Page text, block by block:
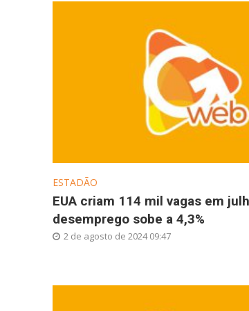
ESTADÃO
EUA criam 114 mil vagas em
desemprego sobe a 4,3%
2 de agosto de 2024 09:47